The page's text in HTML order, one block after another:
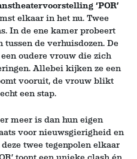
‘POR’
elkaar in het nu. Twee
In de ene kamer probeert
de verhuisdozen. De
oudere vrouw die zich
Allebei kijken ze een
vooruit, de vrouw blikt
een stap.
meer is dan hun eigen
voor nieuwsgierigheid en
twee tegenpolen elkaar